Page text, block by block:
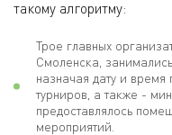
такому алгоритму:
Трое главных
Смоленска,
назначая дату и
турниров, а также -
предоставлялось
мероприятий.